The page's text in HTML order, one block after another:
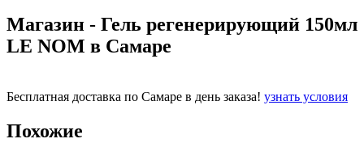
Магазин - Гель регенерирующий 150мл
LE NOM в Самаре
Бесплатная доставка по Самаре в день заказа! узнать условия
Похожие